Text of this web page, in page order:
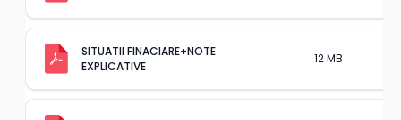
SITUATII FINACIARE+NOTE
EXPLICATIVE
12 MB